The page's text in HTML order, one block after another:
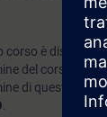
corso è
del corso
di questo